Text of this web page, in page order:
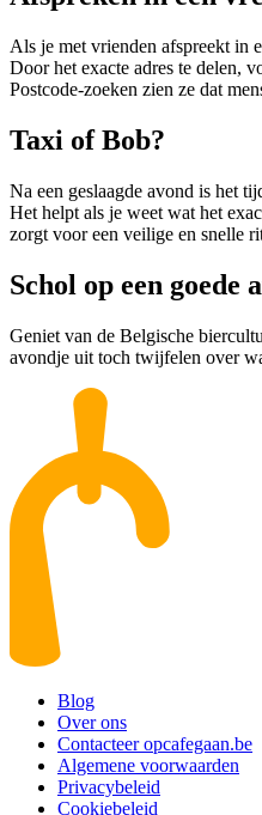
Als je met vrienden afspreekt in
Door het exacte adres te delen,
Postcode-zoeken zien ze dat
Taxi of Bob?
Na een geslaagde avond is het
Het helpt als je weet wat het
zorgt voor een veilige en snelle
Schol op een goede
Geniet van de Belgische
avondje uit toch twijfelen over
Blog
Over ons
Contacteer opcafegaan.be
Algemene voorwaarden
Privacybeleid
Cookiebeleid